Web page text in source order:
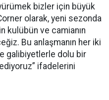
bizler için büyük
olarak, yeni sezonda
kulübün ve camianın
Bu anlaşmanın her iki
galibiyetlerle dolu bir
ifadelerini